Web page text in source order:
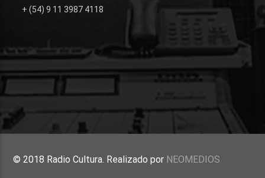
+ (54) 9 11 3987 4118
© 2018 Radio Cultura. Realizado por NEOMEDIOS